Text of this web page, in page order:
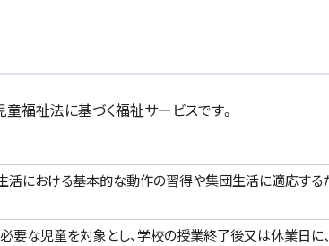
福祉法に基づく福祉サービスです。
活における基本的な動作の習得や集団生活に適応する
必要な児童を対象とし、学校の授業終了後又は休業日に